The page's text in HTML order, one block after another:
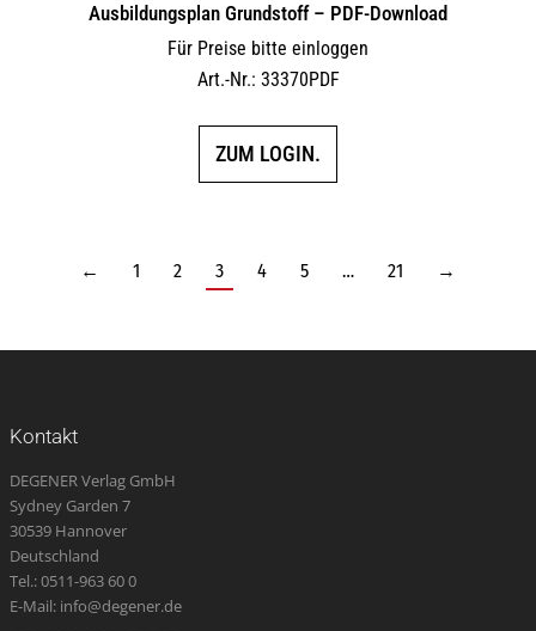
Ausbildungsplan Grundstoff – PDF-Download
Für Preise bitte einloggen
Art.-Nr.: 33370PDF
ZUM LOGIN.
← 1 2 3 4 5 … 21 →
Kontakt
DEGENER Verlag GmbH
Sydney Garden 7
30539 Hannover
Deutschland
Tel.: 0511-963 60 0
E-Mail: info@degener.de